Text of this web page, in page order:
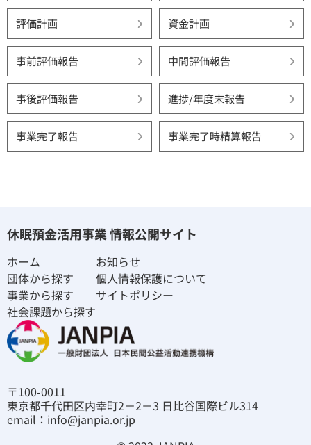
評価計画 資金計画
事前評価報告 中間評価報告
事後評価報告 進捗/年度末報告
事業完了報告 事業完了時精算報告
休眠預金活用事業 情報公開サイト
ホーム
団体から探す
事業から探す
社会課題から探す
お知らせ
個人情報保護について
サイトポリシー
〒100-0011
東京都千代田区内幸町2－2－3 日比谷国際ビル314
email：info@janpia.or.jp